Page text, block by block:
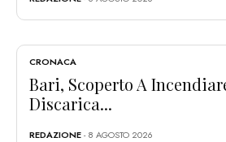
CRONACA
Bari, Scoperto A
Discarica...
REDAZIONE- 8 AGOSTO 2026